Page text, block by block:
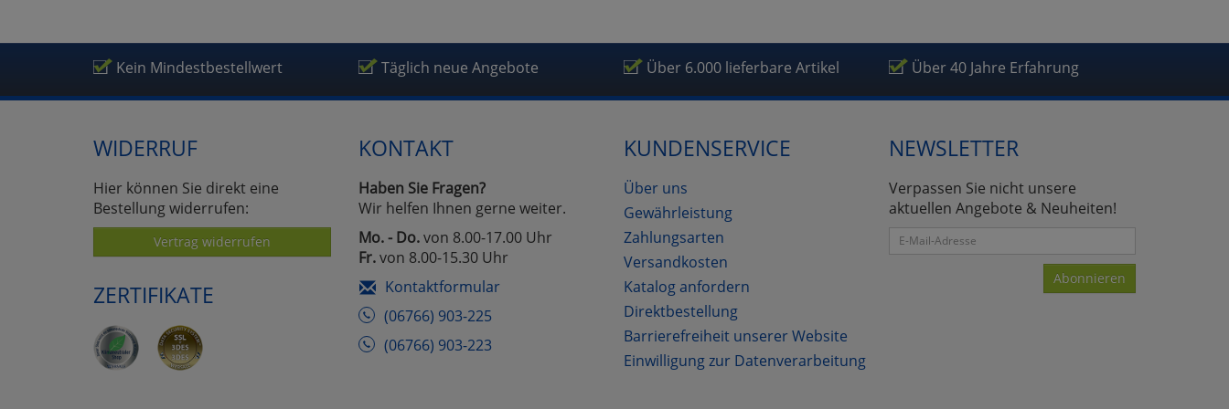
Kein Mindestbestellwert Täglich neue Angebote Über 6.000 lieferbare Artikel Über 40 Jahre Erfahrung
WIDERRUF
Hier können Sie direkt eine
Bestellung widerrufen:
Vertrag widerrufen
ZERTIFIKATE
KONTAKT
Haben Sie Fragen?
Wir helfen Ihnen gerne weiter.
Mo. - Do.von 8.00-17.00 Uhr
Fr.von 8.00-15.30 Uhr
Kontaktformular
(06766) 903-225
(06766) 903-223
KUNDENSERVICE
Über uns
Gewährleistung
Zahlungsarten
Versandkosten
Katalog anfordern
Direktbestellung
Barrierefreiheit unserer Website
Einwilligung zur Datenverarbeitung
NEWSLETTER
Verpassen Sie nicht unsere
aktuellen Angebote & Neuheiten!
Abonnieren
Cookies
Alle Akzeptieren Cookies
Einstellungen speichern
zurückzu Haupptseite Zustimmung Datenverarbeitung (Seitenende)